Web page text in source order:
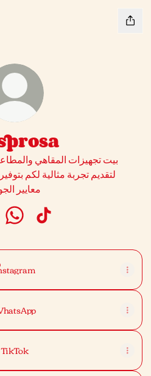
بيت تجهيزات المقاهي
لتقديم تجربة مثالية لكم
معايير
Instagram
Masprosa WhatsApp
Masprosa TikTok
TikTok